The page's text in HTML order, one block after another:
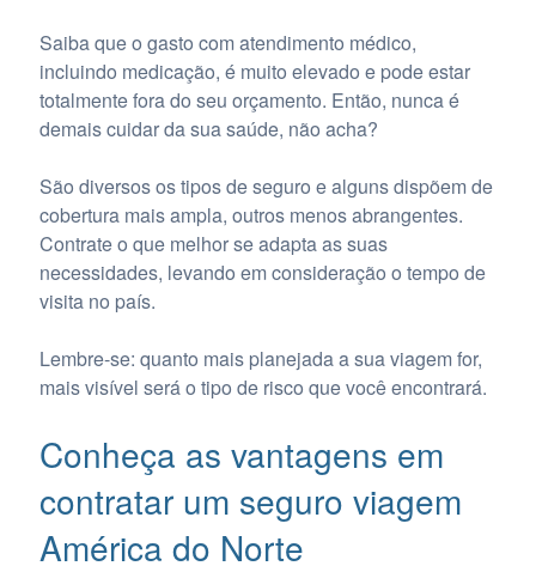
Saiba que o gasto com atendimento médico,
incluindo medicação, é muito elevado e pode estar
totalmente fora do seu orçamento. Então, nunca é
demais cuidar da sua saúde, não acha?
São diversos os tipos de seguro e alguns dispõem de
cobertura mais ampla, outros menos abrangentes.
Contrate o que melhor se adapta as suas
necessidades, levando em consideração o tempo de
visita no país.
Lembre-se: quanto mais planejada a sua viagem for,
mais visível será o tipo de risco que você encontrará.
Conheça as vantagens em
contratar um seguro viagem
América do Norte